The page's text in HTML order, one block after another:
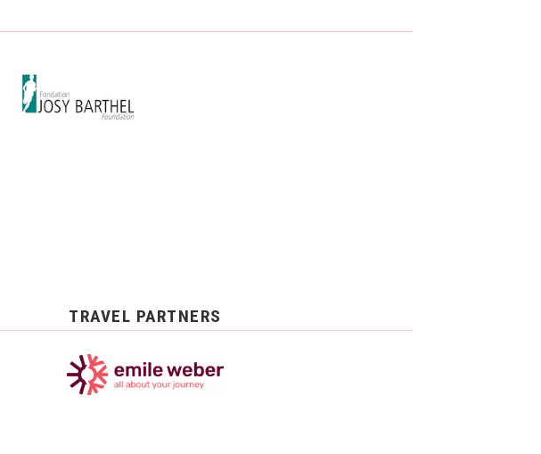
TRAVEL PARTNERS